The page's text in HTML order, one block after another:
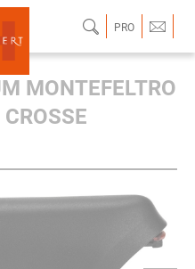
PRO
MONTEFELTRO